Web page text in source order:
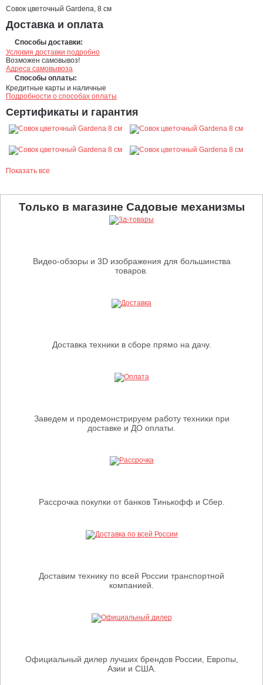
Совок цветочный Gardena, 8 см
Доставка и оплата
Способы доставки:
Условия доставки подробно
Возможен самовывоз!
Адреса самовывоза
Способы оплаты:
Кредитные карты и наличные
Подробности о способах оплаты
Сертификаты и гарантия
Показать все
Только в магазине Садовые механизмы
Видео-обзоры и 3D изображения для большинства
товаров.
Доставка техники в сборе прямо на дачу.
Заведем и продемонстрируем работу техники при
доставке и ДО оплаты.
Рассрочка покупки от банков Тинькофф и Сбер.
Доставим технику по всей России транспортной
компанией.
Официальный дилер лучших брендов России, Европы,
Азии и США.